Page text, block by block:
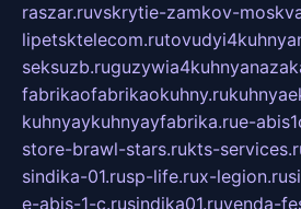
raszar.ruvskrytie-zamkov-
lipetsktelecom.ru
seksuzb.ru
fabrikaofabrikaokuhny.ru
kuhnyaykuhnyayfabrika.rue-
store-brawl-stars.rukts-
sindika-01.rusp-life.rux-legion.ru
e-abis-1-c.rusindika01.ruvenda-